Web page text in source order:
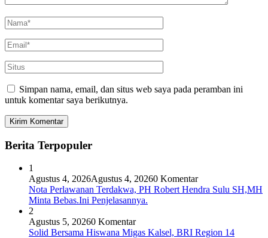
Simpan nama, email, dan situs web saya pada peramban ini
untuk komentar saya berikutnya.
Berita Terpopuler
1
Agustus 4, 2026Agustus 4, 20260 Komentar
Nota Perlawanan Terdakwa, PH Robert Hendra Sulu SH,MH
Minta Bebas.Ini Penjelasannya.
2
Agustus 5, 20260 Komentar
Solid Bersama Hiswana Migas Kalsel, BRI Region 14